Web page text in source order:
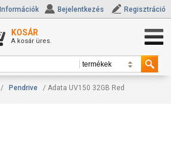
Információk Bejelentkezés Regisztráció
KOSÁR
A kosár üres.
/ Pendrive / Adata UV150 32GB Red